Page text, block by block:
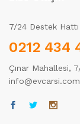
7/24 Destek Hattı
0212 434
Çınar Mahallesi,
info@evcarsi.com